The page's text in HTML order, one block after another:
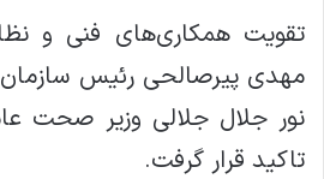
تقویت همکاری‌های فنی و
مهدی پیرصالحی رئیس سازمان
نور جلال جلالی وزیر صحت
تاکید قرار گرفت.